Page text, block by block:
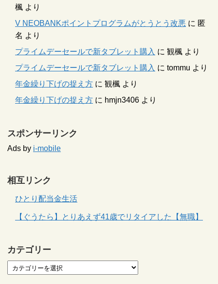
楓 より
V NEOBANKポイントプログラムがとうとう改悪 に 匿
名 より
プライムデーセールで新タブレット購入 に 観楓 より
プライムデーセールで新タブレット購入 に tommu より
年金繰り下げの捉え方 に 観楓 より
年金繰り下げの捉え方 に hmjn3406 より
スポンサーリンク
Ads by i-mobile
相互リンク
ひとり配当金生活
【ぐうたら】とりあえず41歳でリタイアした【無職】
カテゴリー